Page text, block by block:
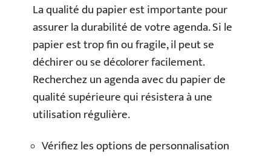
La qualité du papier est importante pour
assurer la durabilité de votre agenda. Si le
papier est trop fin ou fragile, il peut se
déchirer ou se décolorer facilement.
Recherchez un agenda avec du papier de
qualité supérieure qui résistera à une
utilisation régulière.
Vérifiez les options de personnalisation